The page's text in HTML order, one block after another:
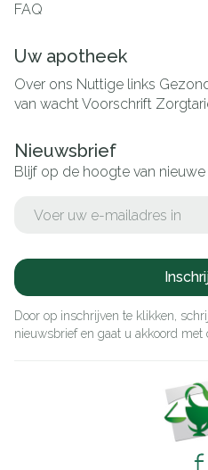
FAQ
Uw apotheek
Over ons Nuttige links
van wachtVoorschrift
Nieuwsbrief
Blijf op de hoogte van
Door op inschrijven te klikken,
nieuwsbrief en gaat u akkoord met